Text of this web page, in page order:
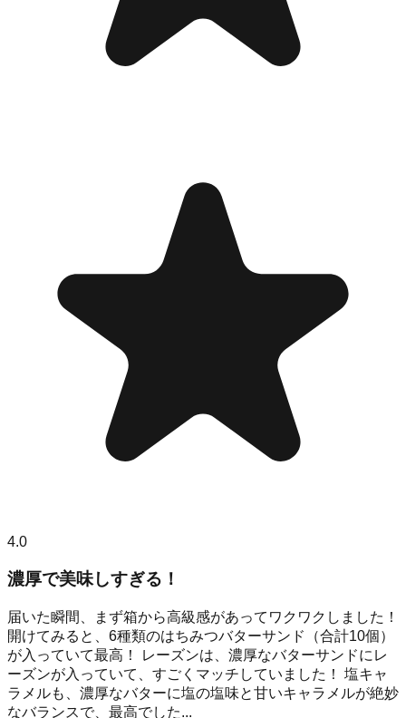
4.0
濃厚で美味しすぎる！
届いた瞬間、まず箱から高級感があってワクワクしました！
開けてみると、6種類のはちみつバターサンド（合計10個）
が入っていて最高！ レーズンは、濃厚なバターサンドにレ
ーズンが入っていて、すごくマッチしていました！ 塩キャ
ラメルも、濃厚なバターに塩の塩味と甘いキャラメルが絶妙
なバランスで、最高でした...